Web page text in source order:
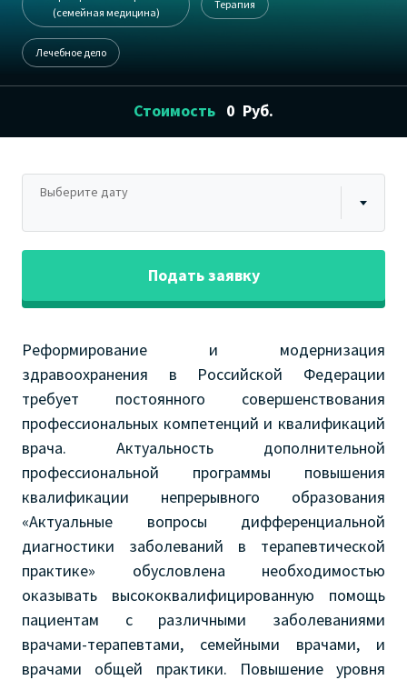
(семейная медицина)
Терапия
Лечебное дело
Стоимость 0 Руб.
Выберите дату
Подать заявку
Реформирование и модернизация
здравоохранения в Российской Федерации
требует постоянного совершенствования
профессиональных компетенций и квалификаций
врача. Актуальность дополнительной
профессиональной программы повышения
квалификации непрерывного образования
«Актуальные вопросы дифференциальной
диагностики заболеваний в терапевтической
практике» обусловлена необходимостью
оказывать высококвалифицированную помощь
пациентам с различными заболеваниями
врачами-терапевтами, семейными врачами, и
врачами общей практики. Повышение уровня